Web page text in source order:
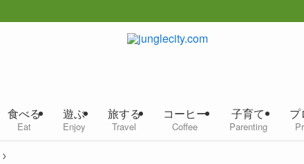
食べる
Eat
遊ぶ
Enjoy
旅する
Travel
コーヒー
Coffee
子育て
Parenting
プ